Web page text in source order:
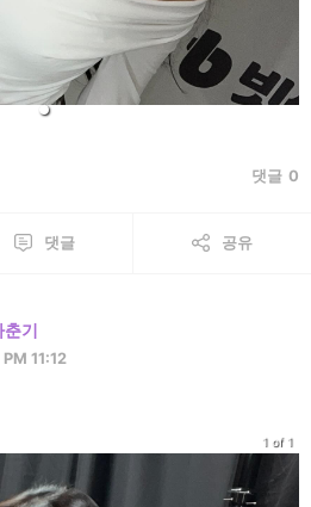
댓글 0
댓글 공유
춘기
11:12
1 of 1